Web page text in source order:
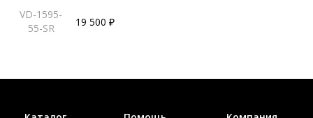
VD-1595-
55-SR
19 500 ₽